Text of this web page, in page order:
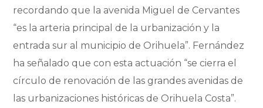
recordando que la avenida Miguel de Cervantes
“es la arteria principal de la urbanización y la
entrada sur al municipio de Orihuela”. Fernández
ha señalado que con esta actuación “se cierra el
círculo de renovación de las grandes avenidas de
las urbanizaciones históricas de Orihuela Costa”.